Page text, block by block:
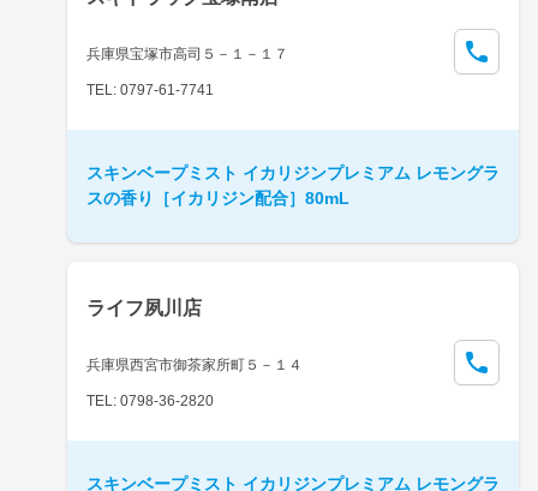
兵庫県宝塚市高司５－１－１７
TEL: 0797-61-7741
スキンベープミスト イカリジンプレミアム レモングラ
スの香り［イカリジン配合］80mL
ライフ夙川店
兵庫県西宮市御茶家所町５－１４
TEL: 0798-36-2820
スキンベープミスト イカリジンプレミアム レモングラ